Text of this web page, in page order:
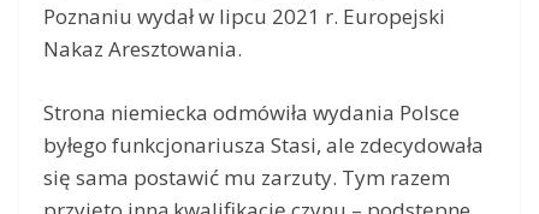
Poznaniu wydał w lipcu 2021 r. Europejski
Nakaz Aresztowania.
Strona niemiecka odmówiła wydania Polsce
byłego funkcjonariusza Stasi, ale zdecydowała
się sama postawić mu zarzuty. Tym razem